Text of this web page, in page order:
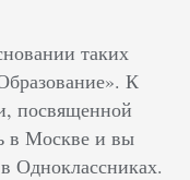
таких
К
посвященной
в Москве и вы
Одноклассниках.